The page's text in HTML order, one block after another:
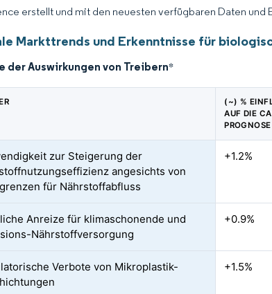
erstellt und mit den neuesten verfügbaren Daten und
Markttrends und Erkenntnisse für
der Auswirkungen von Treibern*
(~) %
AUF DIE
PROGNOSE
zur Steigerung der
angesichts von
für Nährstoffabfluss
+1.2%
Anreize für klimaschonende und
Nährstoffversorgung
+0.9%
Verbote von Mikroplastik-
+1.5%